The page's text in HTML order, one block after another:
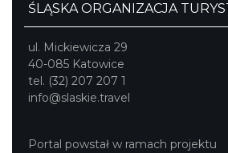
ŚLĄSKA ORGANIZACJA
ul. Mickiewicza 29
40-085 Katowice
tel. (32) 207 207 1
info@slaskie.travel
Portal powstał w ramach projektu